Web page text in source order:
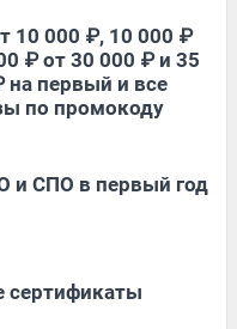
10 000 ₽, 10 000 ₽
₽ от 30 000 ₽ и 35
на первый и все
по промокоду
и СПО в первый год
сертификаты